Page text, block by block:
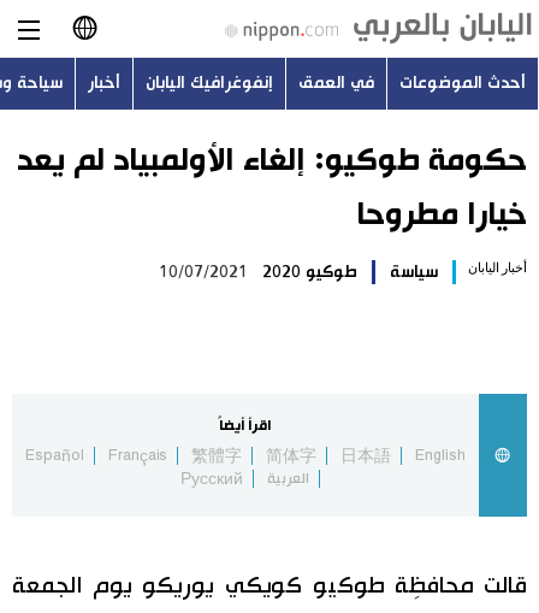
日本語
English
Русский
أحدث الموضوعات
اليابان في فيديو
أحدث الموضوعات في العمق إنفوغرافيك اليابان أخبار سياحة
حكومة طوكيو: إلغاء الأولمبياد لم يعد
خيارا مطروحا
أخبار اليابان سياسة طوكيو 2020 10/07/2021
اقرأ أيضاً
English
日本語
简体字
繁體字
Français
Español
العربية
Русский
قالت محافظِة طوكيو كويكي يوريكو يوم الجمعة